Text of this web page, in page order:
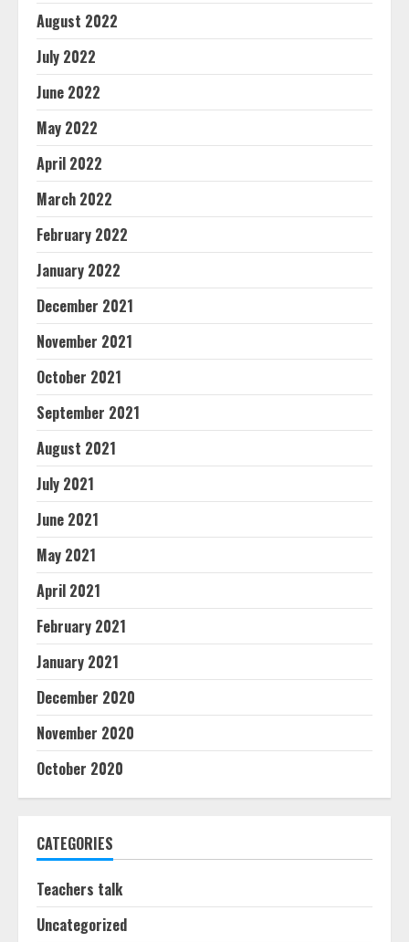
August 2022
July 2022
June 2022
May 2022
April 2022
March 2022
February 2022
January 2022
December 2021
November 2021
October 2021
September 2021
August 2021
July 2021
June 2021
May 2021
April 2021
February 2021
January 2021
December 2020
November 2020
October 2020
CATEGORIES
Teachers talk
Uncategorized